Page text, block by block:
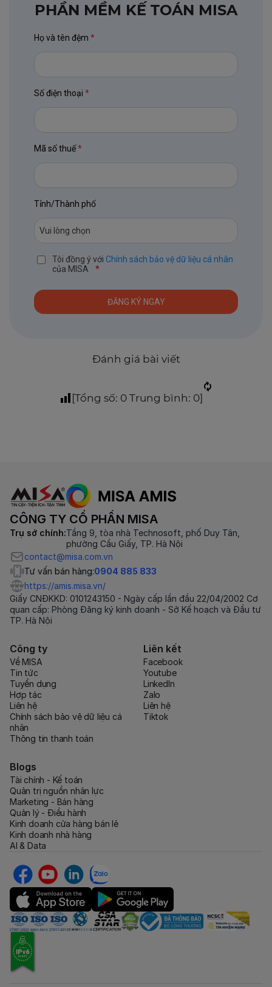
PHẦN MỀM KẾ TOÁN MISA
Họ và tên đệm *
Số điện thoại *
Mã số thuế*
Tỉnh/Thành phố
Tôi đồng ý với Chính sách bảo vệ dữ liệu cá nhân
của MISA
*
Đánh giá bài viết
[Tổng số: 0 Trung bình: 0]
CÔNG TY CỔ PHẦN MISA
Trụ sở chính:Tầng 9, tòa nhà Technosoft, phố Duy Tân,
phường Cầu Giấy, TP. Hà Nội
contact@misa.com.vn
Tư vấn bán hàng:0904 885 833
https://amis.misa.vn/
Giấy CNĐKKD: 0101243150 - Ngày cấp lần đầu 22/04/2002 Cơ
quan cấp: Phòng Đăng ký kinh doanh - Sở Kế hoạch và Đầu tư
TP. Hà Nội
Công ty
Về MISA
Tin tức
Tuyển dụng
Hợp tác
Liên hệ
Chính sách bảo vệ dữ liệu cá
nhân
Thông tin thanh toán
Liên kết
Facebook
Youtube
LinkedIn
Zalo
Liên hệ
Tiktok
Blogs
Tài chính - Kế toán
Quản trị nguồn nhân lực
Marketing - Bán hàng
Quản lý - Điều hành
Kinh doanh cửa hàng bán lẻ
Kinh doanh nhà hàng
AI & Data